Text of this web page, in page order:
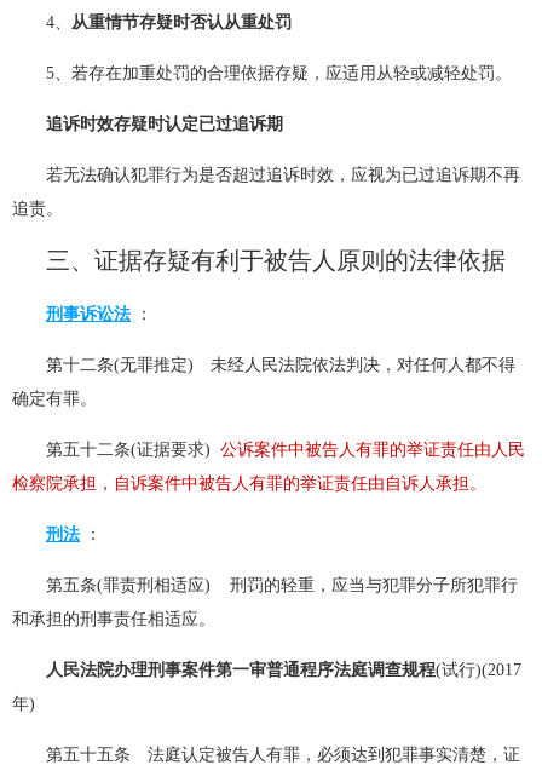
4、 从重情节存疑时否认从重处罚
5、若存在加重处罚的合理依据存疑，应适用从轻或减轻处罚。
追诉时效存疑时认定已过追诉期
若无法确认犯罪行为是否超过追诉时效，应视为已过追诉期不再
追责。
三、证据存疑有利于被告人原则的法律依据
刑事诉讼法 ：
第十二条(无罪推定) 未经人民法院依法判决，对任何人都不得
确定有罪。
第五十二条(证据要求) 公诉案件中被告人有罪的举证责任由人民
检察院承担，自诉案件中被告人有罪的举证责任由自诉人承担。
刑法 ：
第五条(罪责刑相适应) 刑罚的轻重，应当与犯罪分子所犯罪行
和承担的刑事责任相适应。
人民法院办理刑事案件第一审普通程序法庭调查规程(试行)(2017
年)
第五十五条 法庭认定被告人有罪，必须达到犯罪事实清楚，证